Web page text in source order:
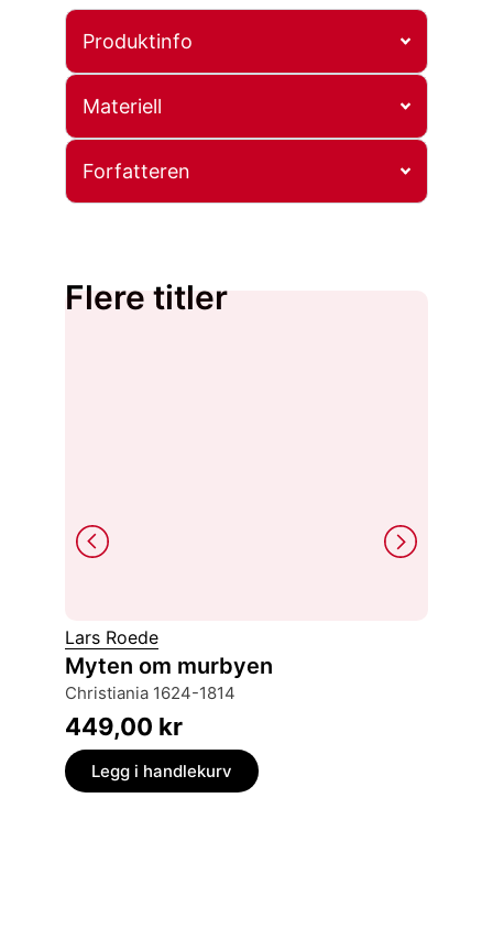
Produktinfo
Materiell
Forfatteren
Flere titler
Lars Roede
Myten om murbyen
Christiania 1624-1814
449,00 kr
Legg i handlekurv